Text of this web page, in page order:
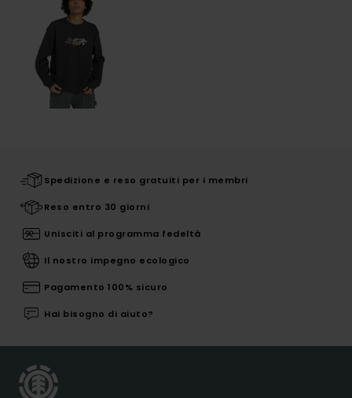
Spedizione e reso gratuiti per i membri
Reso entro 30 giorni
Unisciti al programma fedeltà
Il nostro impegno ecologico
Pagamento 100% sicuro
Hai bisogno di aiuto?